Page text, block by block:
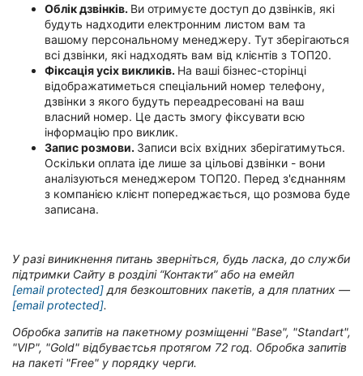
Облік дзвінків. Ви отримуєте доступ до дзвінків, які
будуть надходити електронним листом вам та
вашому персональному менеджеру. Тут зберігаються
всі дзвінки, які надходять вам від клієнтів з ТОП20.
Фіксація усіх викликів. На ваші бізнес-сторінці
відображатиметься спеціальний номер телефону,
дзвінки з якого будуть переадресовані на ваш
власний номер. Це дасть змогу фіксувати всю
інформацію про виклик.
Запис розмови. Записи всіх вхідних зберігатимуться.
Оскільки оплата іде лише за цільові дзвінки - вони
аналізуються менеджером ТОП20. Перед з'єднанням
з компанією клієнт попереджається, що розмова буде
записана.
У разі виникнення питань зверніться, будь ласка, до служби
підтримки Сайту в розділі “Контакти” або на емейл
[email protected] для безкоштовних пакетів, а для платних —
[email protected].
Обробка запитів на пакетному розміщенні "Base", "Standart",
"VIP", "Gold" відбуваєтсья протягом 72 год. Обробка запитів
на пакеті "Free" у порядку черги.